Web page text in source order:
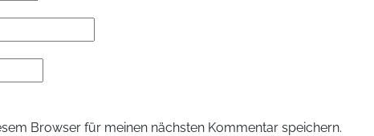
Browser für meinen nächsten Kommentar speichern.